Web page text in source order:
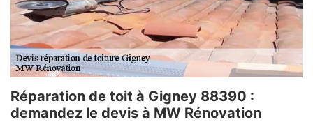
Réparation de toit à Gigney 88390 :
demandez le devis à MW Rénovation